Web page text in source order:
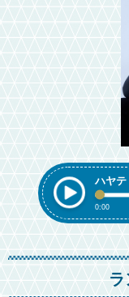
0:00
ハヤテ